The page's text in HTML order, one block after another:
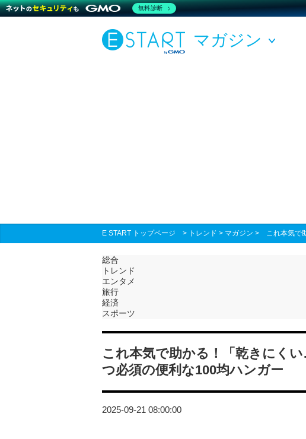
マガジン
E START トップページ > トレンド > マガジン > これ本気で
総合
トレンド
エンタメ
旅行
経済
スポーツ
これ本気で助かる！「乾きにく
つ必須の便利な100均ハンガー
2025-09-21 08:00:00
無料診断